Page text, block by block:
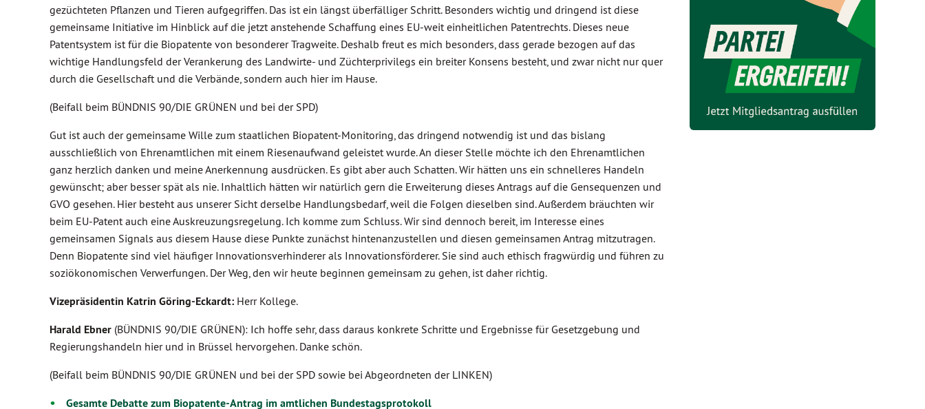
gezüchteten Pflanzen und Tieren aufgegriffen. Das ist ein längst überfälliger Schritt. Besonders wichtig und dringend ist diese
gemeinsame Initiative im Hinblick auf die jetzt anstehende Schaffung eines EU-weit einheitlichen Patentrechts. Dieses neue
Patentsystem ist für die Biopatente von besonderer Tragweite. Deshalb freut es mich besonders, dass gerade bezogen auf das
wichtige Handlungsfeld der Verankerung des Landwirte- und Züchterprivilegs ein breiter Konsens besteht, und zwar nicht nur quer
durch die Gesellschaft und die Verbände, sondern auch hier im Hause.
(Beifall beim BÜNDNIS 90/DIE GRÜNEN und bei der SPD)
Gut ist auch der gemeinsame Wille zum staatlichen Biopatent-Monitoring, das dringend notwendig ist und das bislang
ausschließlich von Ehrenamtlichen mit einem Riesenaufwand geleistet wurde. An dieser Stelle möchte ich den Ehrenamtlichen
ganz herzlich danken und meine Anerkennung ausdrücken. Es gibt aber auch Schatten. Wir hätten uns ein schnelleres Handeln
gewünscht; aber besser spät als nie. Inhaltlich hätten wir natürlich gern die Erweiterung dieses Antrags auf die Gensequenzen und
GVO gesehen. Hier besteht aus unserer Sicht derselbe Handlungsbedarf, weil die Folgen dieselben sind. Außerdem bräuchten wir
beim EU-Patent auch eine Auskreuzungsregelung. Ich komme zum Schluss. Wir sind dennoch bereit, im Interesse eines
gemeinsamen Signals aus diesem Hause diese Punkte zunächst hintenanzustellen und diesen gemeinsamen Antrag mitzutragen.
Denn Biopatente sind viel häufiger Innovationsverhinderer als Innovationsförderer. Sie sind auch ethisch fragwürdig und führen zu
soziökonomischen Verwerfungen. Der Weg, den wir heute beginnen gemeinsam zu gehen, ist daher richtig.
Vizepräsidentin Katrin Göring-Eckardt: Herr Kollege.
Harald Ebner (BÜNDNIS 90/DIE GRÜNEN): Ich hoffe sehr, dass daraus konkrete Schritte und Ergebnisse für Gesetzgebung und
Regierungshandeln hier und in Brüssel hervorgehen. Danke schön.
(Beifall beim BÜNDNIS 90/DIE GRÜNEN und bei der SPD sowie bei Abgeordneten der LINKEN)
Gesamte Debatte zum Biopatente-Antrag im amtlichen Bundestagsprotokoll